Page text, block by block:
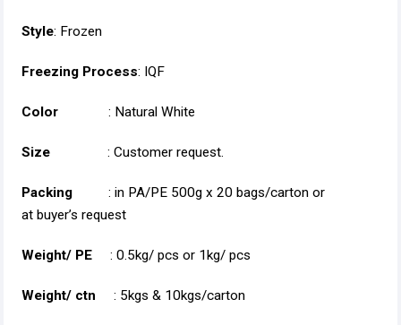
Style: Frozen
Freezing Process: IQF
Color : Natural White
Size : Customer request.
Packing : in PA/PE 500g x 20 bags/carton or
at buyer’s request
Weight/ PE : 0.5kg/ pcs or 1kg/ pcs
Weight/ ctn : 5kgs & 10kgs/carton